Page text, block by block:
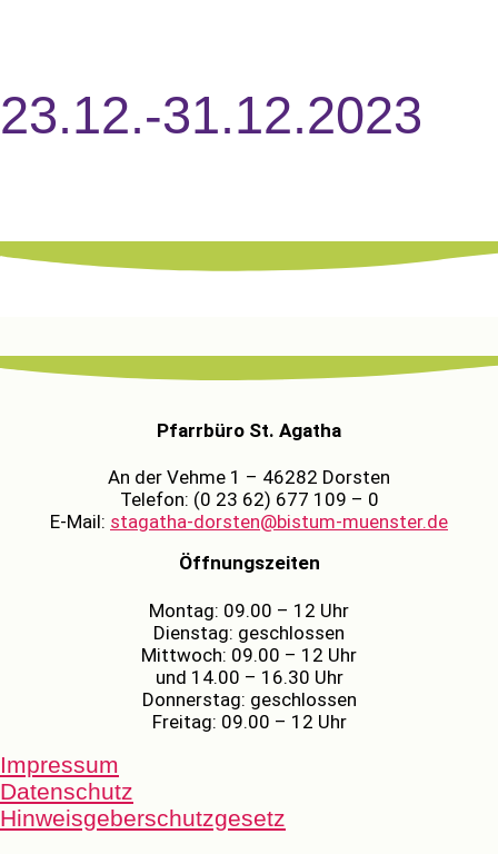
23.12.-31.12.2023
Pfarrbüro St. Agatha
An der Vehme 1 – 46282 Dorsten
Telefon: (0 23 62) 677 109 – 0
E-Mail: stagatha-dorsten@bistum-muenster.de
Öffnungszeiten
Montag: 09.00 – 12 Uhr
Dienstag: geschlossen
Mittwoch: 09.00 – 12 Uhr
und 14.00 – 16.30 Uhr
Donnerstag: geschlossen
Freitag: 09.00 – 12 Uhr
Impressum
Datenschutz
Hinweisgeberschutzgesetz